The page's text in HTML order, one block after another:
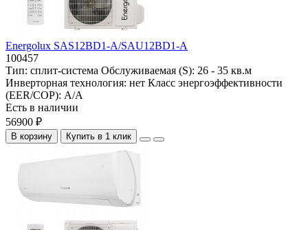
Energolux SAS12BD1-A/SAU12BD1-A
100457
Тип: сплит-система Обслуживаемая (S): 26 - 35 кв.м
Инверторная технология: нет Класс энергоэффективности
(EER/COP): A/A
Есть в наличии
56900 ₽
В корзину Купить в 1 клик